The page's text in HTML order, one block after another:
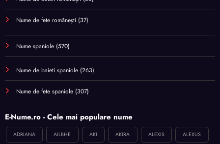
Nume de fete românești (37)
Nume spaniole (570)
Nume de baieti spaniole (263)
Nume de fete spaniole (307)
E-Nume.ro - Cele mai populare nume
ADRIANA AILBHE AKI AKIRA ALEXIS ALEXUS